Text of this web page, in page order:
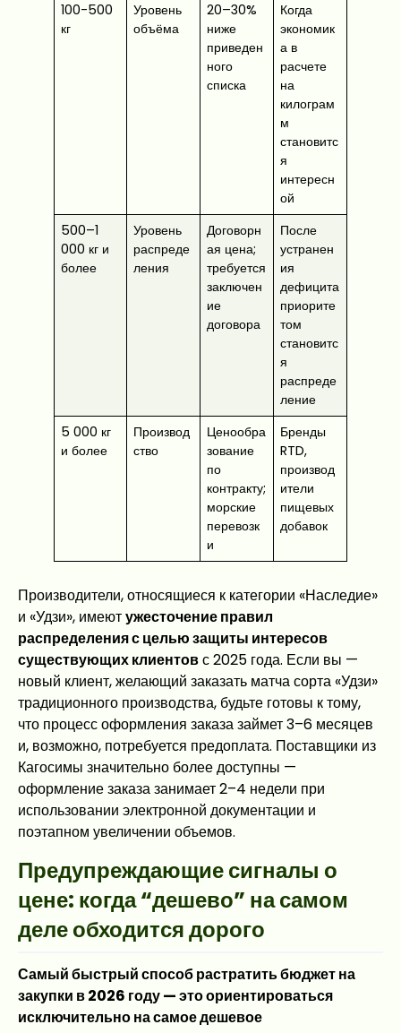
100-500
кг
Уровень
объёма
20–30%
ниже
приведен
ного
списка
Когда
экономик
а в
расчете
на
килограм
м
становитс
я
интересн
ой
500–1
000 кг и
более
Уровень
распреде
ления
Договорн
ая цена;
требуется
заключен
ие
договора
После
устранен
ия
дефицита
приорите
том
становитс
я
распреде
ление
5 000 кг
и более
Производ
ство
Ценообра
зование
по
контракту;
морские
перевозк
и
Бренды
RTD,
производ
ители
пищевых
добавок
Производители, относящиеся к категории «Наследие»
и «Удзи», имеютужесточение правил
распределения с целью защиты интересов
существующих клиентовс 2025 года. Если вы —
новый клиент, желающий заказать матча сорта «Удзи»
традиционного производства, будьте готовы к тому,
что процесс оформления заказа займет 3–6 месяцев
и, возможно, потребуется предоплата. Поставщики из
Кагосимы значительно более доступны —
оформление заказа занимает 2–4 недели при
использовании электронной документации и
поэтапном увеличении объемов.
Предупреждающие сигналы о
цене: когда “дешево” на самом
деле обходится дорого
Самый быстрый способ растратить бюджет на
закупки в 2026 году — это ориентироваться
исключительно на самое дешевое